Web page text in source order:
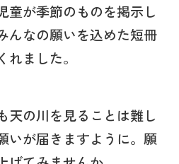
童が季節のものを掲示し
んなの願いを込めた短冊
ました。
天の川を見ることは難し
いが届きますように。願